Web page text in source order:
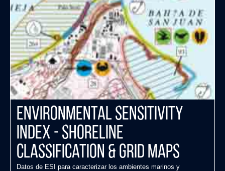
Environmental Sensitivity
Index - Shoreline
Classification & Grid Maps
Datos de ESI para caracterizar los ambientes marinos y